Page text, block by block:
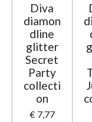
Diva
diamon
dline
glitter
Secret
Party
collecti
on
€ 7,77